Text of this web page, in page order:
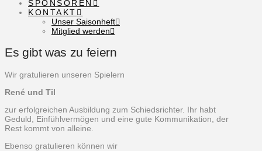
SPONSOREN
KONTAKT
Unser Saisonheft
Mitglied werden
Es gibt was zu feiern
Wir gratulieren unseren Spielern
René und Til
zur erfolgreichen Ausbildung zum Schiedsrichter. Ihr habt
Geduld, Einfühlvermögen und eine gute Kommunikation, der
Rest kommt von alleine.
Ebenso gratulieren können wir